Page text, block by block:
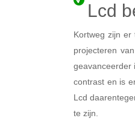
Lcd
Kortweg zijn
projecteren
geavanceerder
contrast en is
Lcd
te zijn.